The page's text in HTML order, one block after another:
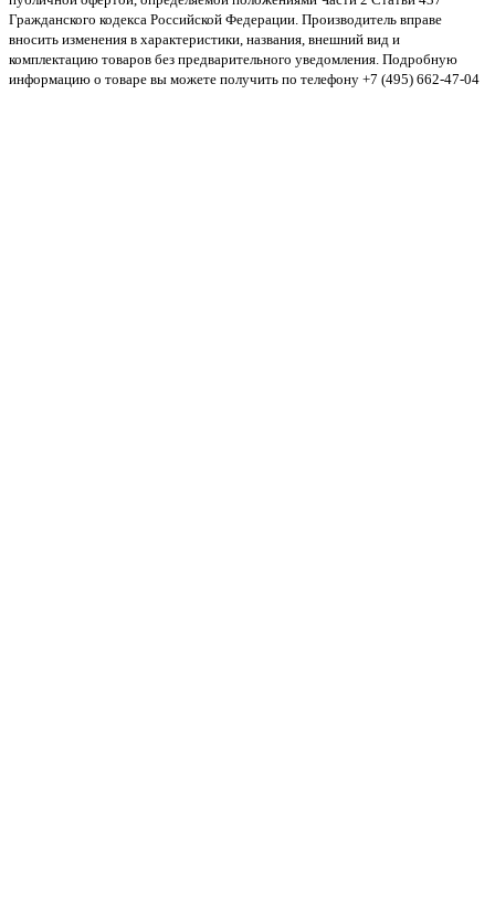
Гражданского кодекса Российской Федерации. Производитель вправе
вносить изменения в характеристики, названия, внешний вид и
комплектацию товаров без предварительного уведомления. Подробную
информацию о товаре вы можете получить по телефону +7 (495) 662-47-04